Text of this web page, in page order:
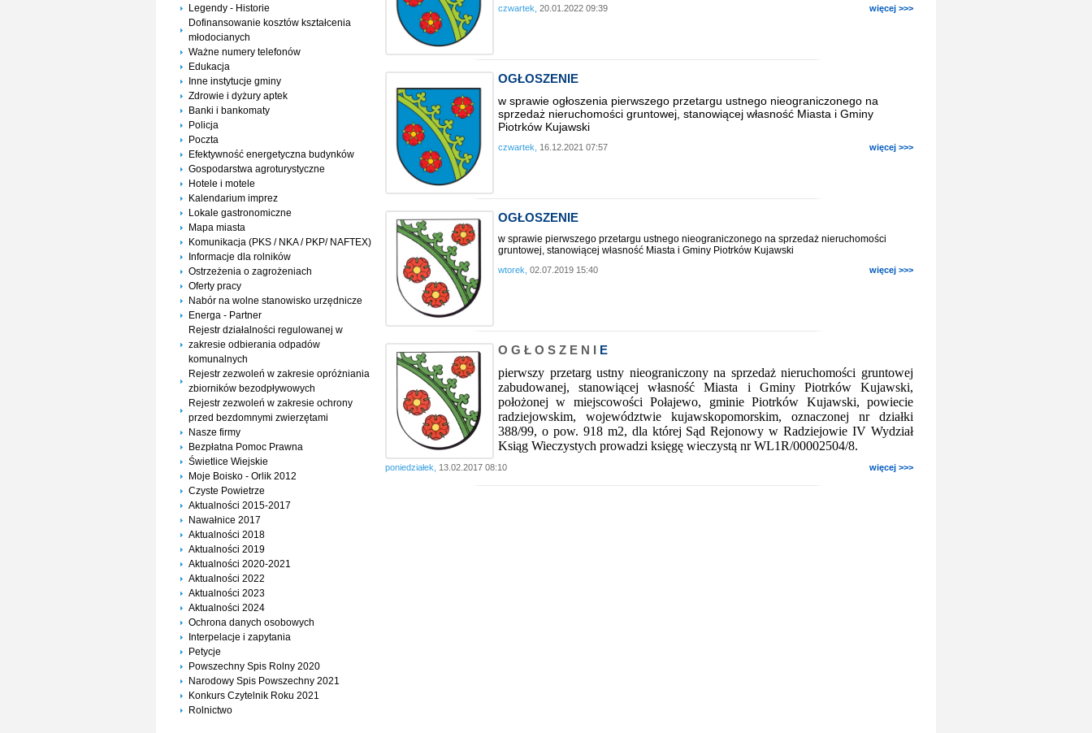
Legendy - Historie
Dofinansowanie kosztów kształcenia
młodocianych
Ważne numery telefonów
Edukacja
Inne instytucje gminy
Zdrowie i dyżury aptek
Banki i bankomaty
Policja
Poczta
Efektywność energetyczna budynków
Gospodarstwa agroturystyczne
Hotele i motele
Kalendarium imprez
Lokale gastronomiczne
Mapa miasta
Komunikacja (PKS / NKA / PKP/ NAFTEX)
Informacje dla rolników
Ostrzeżenia o zagrożeniach
Oferty pracy
Nabór na wolne stanowisko urzędnicze
Energa - Partner
Rejestr działalności regulowanej w
zakresie odbierania odpadów
komunalnych
Rejestr zezwoleń w zakresie opróżniania
zbiorników bezodpływowych
Rejestr zezwoleń w zakresie ochrony
przed bezdomnymi zwierzętami
Nasze firmy
Bezpłatna Pomoc Prawna
Świetlice Wiejskie
Moje Boisko - Orlik 2012
Czyste Powietrze
Aktualności 2015-2017
Nawałnice 2017
Aktualności 2018
Aktualności 2019
Aktualności 2020-2021
Aktualności 2022
Aktualności 2023
Aktualności 2024
Ochrona danych osobowych
Interpelacje i zapytania
Petycje
Powszechny Spis Rolny 2020
Narodowy Spis Powszechny 2021
Konkurs Czytelnik Roku 2021
Rolnictwo
więcej >>>
czwartek, 20.01.2022 09:39
OGŁOSZENIE
w sprawie ogłoszenia pierwszego przetargu ustnego nieograniczonego na
sprzedaż nieruchomości gruntowej, stanowiącej własność Miasta i Gminy
Piotrków Kujawski
więcej >>>
czwartek, 16.12.2021 07:57
OGŁOSZENIE
w sprawie pierwszego przetargu ustnego nieograniczonego na sprzedaż nieruchomości
gruntowej, stanowiącej własność Miasta i Gminy Piotrków Kujawski
więcej >>>
wtorek, 02.07.2019 15:40
O G Ł O S Z E N I E
pierwszy przetarg ustny nieograniczony na sprzedaż nieruchomości gruntowej
zabudowanej, stanowiącej własność Miasta i Gminy Piotrków Kujawski,
położonej w miejscowości Połajewo, gminie Piotrków Kujawski, powiecie
radziejowskim, województwie kujawskopomorskim, oznaczonej nr działki
388/99, o pow. 918 m2, dla której Sąd Rejonowy w Radziejowie IV Wydział
Ksiąg Wieczystych prowadzi księgę wieczystą nr WL1R/00002504/8.
więcej >>>
poniedziałek, 13.02.2017 08:10